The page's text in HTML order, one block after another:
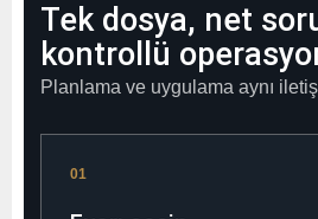
Tek dosya, net
kontrollü
Planlama ve uygulama aynı
01